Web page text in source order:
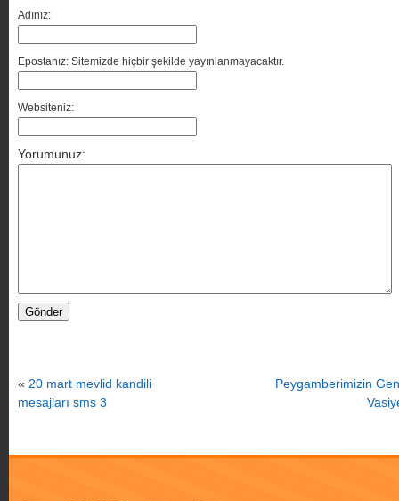
Adınız:
Epostanız: Sitemizde hiçbir şekilde yayınlanmayacaktır.
Websiteniz:
Yorumunuz:
« 20 mart mevlid kandili
mesajları sms 3
Peygamberimizin